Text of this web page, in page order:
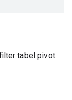
tabel pivot.